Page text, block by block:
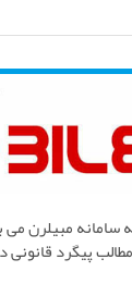
سامانه مبیلرن می
پیگرد قانونی